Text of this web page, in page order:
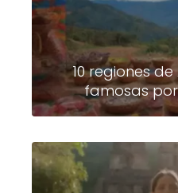
10 regiones
famosas